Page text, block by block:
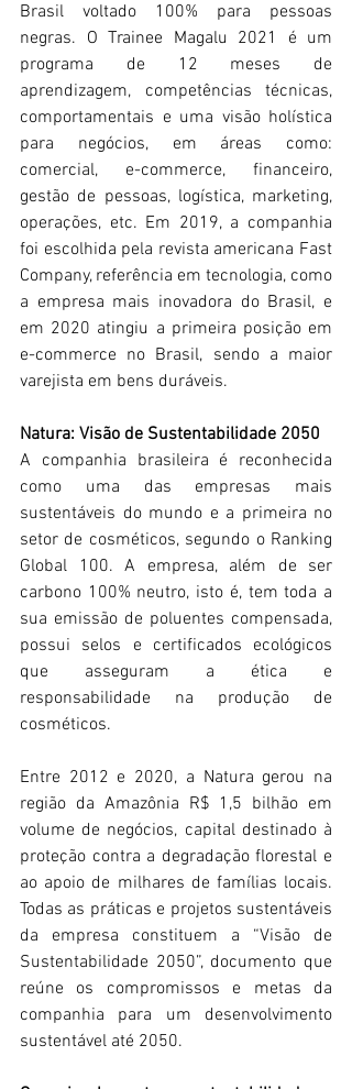
Brasil voltado 100% para pessoas
negras. O Trainee Magalu 2021 é um
programa de 12 meses de
aprendizagem, competências técnicas,
comportamentais e uma visão holística
para negócios, em áreas como:
comercial, e-commerce, financeiro,
gestão de pessoas, logística, marketing,
operações, etc. Em 2019, a companhia
foi escolhida pela revista americana Fast
Company, referência em tecnologia, como
a empresa mais inovadora do Brasil, e
em 2020 atingiu a primeira posição em
e-commerce no Brasil, sendo a maior
varejista em bens duráveis.
Natura: Visão de Sustentabilidade 2050
A companhia brasileira é reconhecida
como uma das empresas mais
sustentáveis do mundo e a primeira no
setor de cosméticos, segundo o Ranking
Global 100. A empresa, além de ser
carbono 100% neutro, isto é, tem toda a
possui selos e certificados ecológicos
que asseguram a ética e
responsabilidade na produção de
cosméticos.
Entre 2012 e 2020, a Natura gerou na
região da Amazônia R$ 1,5 bilhão em
volume de negócios, capital destinado à
proteção contra a degradação florestal e
ao apoio de milhares de famílias locais.
Todas as práticas e projetos sustentáveis
da empresa constituem a “Visão de
Sustentabilidade 2050”, documento que
reúne os compromissos e metas da
companhia para um desenvolvimento
sustentável até 2050.